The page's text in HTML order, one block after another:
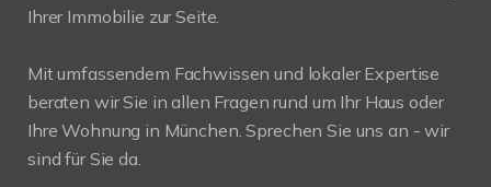
Ihrer Immobilie zur Seite.
Mit umfassendem Fachwissen und lokaler Expertise
beraten wir Sie in allen Fragen rund um Ihr Haus oder
Ihre Wohnung in München. Sprechen Sie uns an - wir
sind für Sie da.